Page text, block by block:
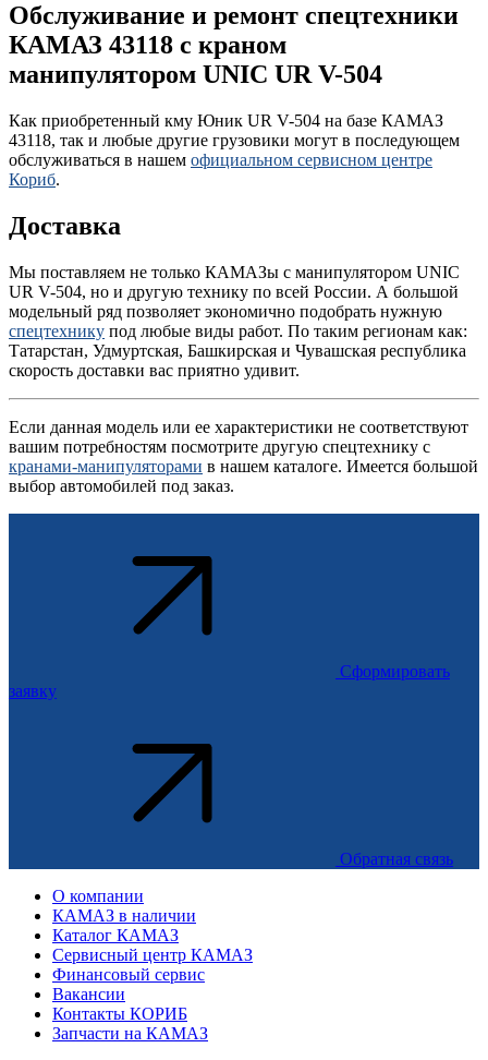
Обслуживание и ремонт спецтехники
КАМАЗ 43118 с краном
манипулятором UNIC UR V-504
Как приобретенный кму Юник UR V-504 на базе КАМАЗ
43118, так и любые другие грузовики могут в последующем
обслуживаться в нашем официальном сервисном центре
Кориб.
Доставка
Мы поставляем не только КАМАЗы с манипулятором UNIC
UR V-504, но и другую технику по всей России. А большой
модельный ряд позволяет экономично подобрать нужную
спецтехнику под любые виды работ. По таким регионам как:
Татарстан, Удмуртская, Башкирская и Чувашская республика
скорость доставки вас приятно удивит.
Если данная модель или ее характеристики не соответствуют
вашим потребностям посмотрите другую спецтехнику с
кранами-манипуляторами в нашем каталоге. Имеется большой
выбор автомобилей под заказ.
Сформировать
заявку
Обратная связь
О компании
КАМАЗ в наличии
Каталог КАМАЗ
Сервисный центр КАМАЗ
Финансовый сервис
Вакансии
Контакты КОРИБ
Запчасти на КАМАЗ